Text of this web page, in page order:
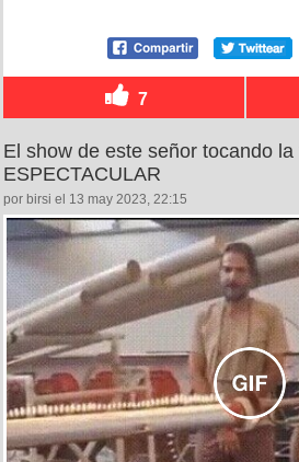
7
El show de este señor tocando
ESPECTACULAR
por birsi el 13 may 2023, 22:15